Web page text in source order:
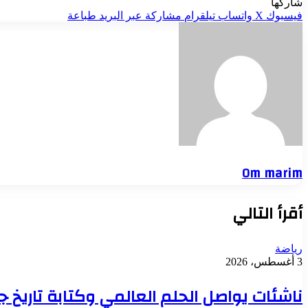
فيسبوك ‫X واتساب تيلقرام مشاركة عبر البريد طباعة
Om marim
أقرأ التالي
رياضة
3 أغسطس، 2026
ناشئات يواصل الحلم العالمي وكتابة تاريخ